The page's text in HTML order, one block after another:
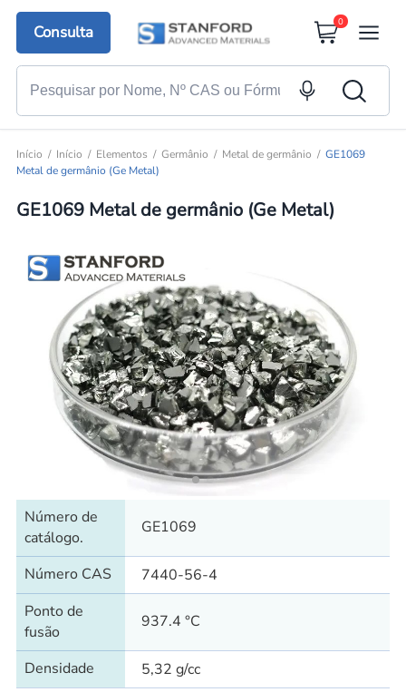
Consulta
0
Início Início Elementos Germânio Metal de germânio
GE1069
Metal de germânio (Ge Metal)
GE1069 Metal de germânio (Ge Metal)
Número de
catálogo.
GE1069
Número CAS
7440-56-4
Ponto de
fusão
937.4 °C
Densidade 5,32 g/cc